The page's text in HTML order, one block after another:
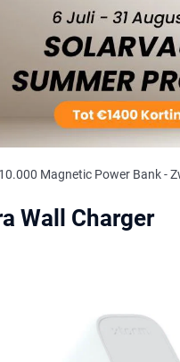
Magnetic Power Bank -
Wall Charger